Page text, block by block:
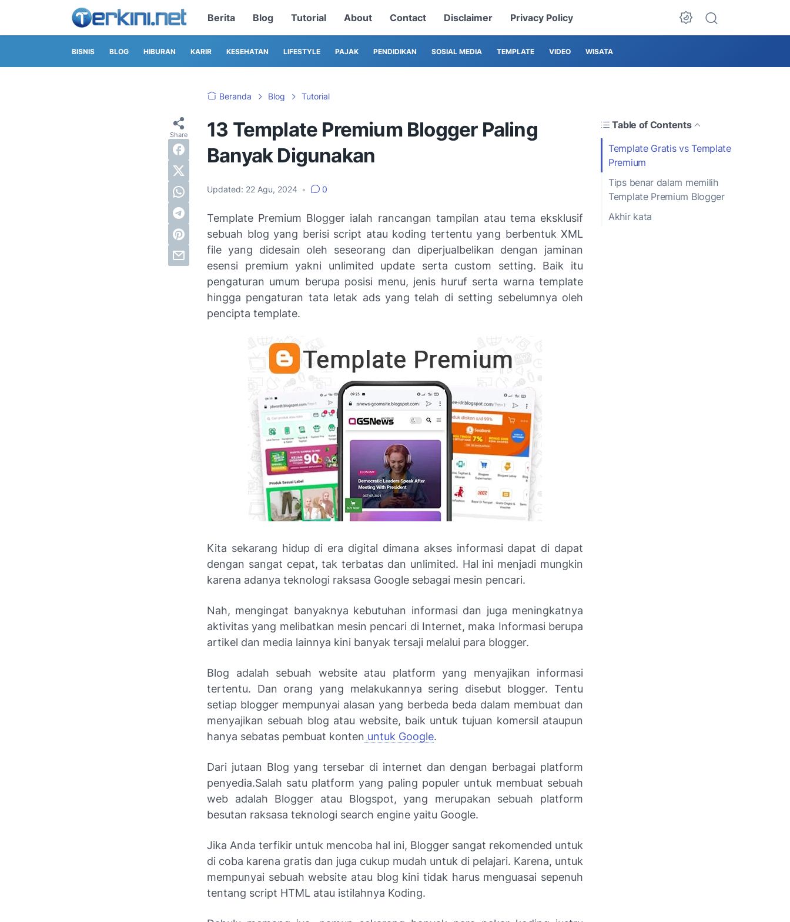
Berita Blog Tutorial About Contact Disclaimer Privacy Policy
BISNIS BLOG HIBURAN KARIR KESEHATAN LIFESTYLE PAJAK PENDIDIKAN SOSIAL MEDIA TEMPLATE VIDEO WISATA
Beranda Blog Tutorial
13 Template Premium Blogger Paling
Banyak Digunakan
Updated: 22 Agu, 2024 • 0
Table of Contents
Template Gratis vs Template
Premium
Tips benar dalam memilih
Template Premium Blogger
Akhir kata
Template Premium Blogger ialah rancangan tampilan atau tema eksklusif
sebuah blog yang berisi script atau koding tertentu yang berbentuk XML
file yang didesain oleh seseorang dan diperjualbelikan dengan jaminan
esensi premium yakni unlimited update serta custom setting. Baik itu
pengaturan umum berupa posisi menu, jenis huruf serta warna template
hingga pengaturan tata letak ads yang telah di setting sebelumnya oleh
pencipta template.
Kita sekarang hidup di era digital dimana akses informasi dapat di dapat
dengan sangat cepat, tak terbatas dan unlimited. Hal ini menjadi mungkin
karena adanya teknologi raksasa Google sebagai mesin pencari.
Nah, mengingat banyaknya kebutuhan informasi dan juga meningkatnya
aktivitas yang melibatkan mesin pencari di Internet, maka Informasi berupa
artikel dan media lainnya kini banyak tersaji melalui para blogger.
Blog adalah sebuah website atau platform yang menyajikan informasi
tertentu. Dan orang yang melakukannya sering disebut blogger. Tentu
setiap blogger mempunyai alasan yang berbeda beda dalam membuat dan
menyajikan sebuah blog atau website, baik untuk tujuan komersil ataupun
hanya sebatas pembuat konten untuk Google.
Dari jutaan Blog yang tersebar di internet dan dengan berbagai platform
penyedia.Salah satu platform yang paling populer untuk membuat sebuah
web adalah Blogger atau Blogspot, yang merupakan sebuah platform
besutan raksasa teknologi search engine yaitu Google.
Jika Anda terfikir untuk mencoba hal ini, Blogger sangat rekomended untuk
di coba karena gratis dan juga cukup mudah untuk di pelajari. Karena, untuk
mempunyai sebuah website atau blog kini tidak harus menguasai sepenuh
tentang script HTML atau istilahnya Koding.